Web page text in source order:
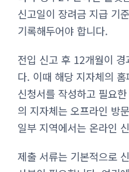
신고일이 장려금 지급 기
기록해두어야 합니다.
전입 신고 후 12개월이
다. 이때 해당 지자체의
신청서를 작성하고 필요
의 지자체는 오프라인 방
일부 지역에서는 온라인
제출 서류는 기본적으로